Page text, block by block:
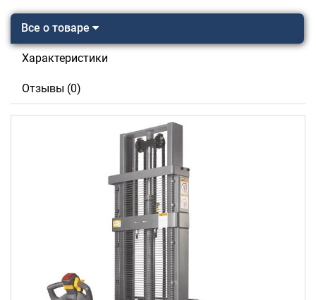
Все о товаре
Характеристики
Отзывы (0)